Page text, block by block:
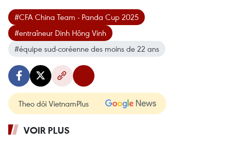
#CFA China Team - Panda Cup 2025
#entraîneur Dinh Hông Vinh
#équipe sud-coréenne des moins de 22 ans
Theo dõi VietnamPlus
VOIR PLUS